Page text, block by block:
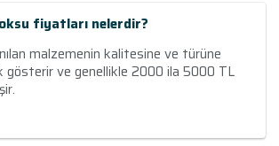
fiyatları nelerdir?
malzemenin kalitesine ve türüne
gösterir ve genellikle 2000 ila 5000 TL